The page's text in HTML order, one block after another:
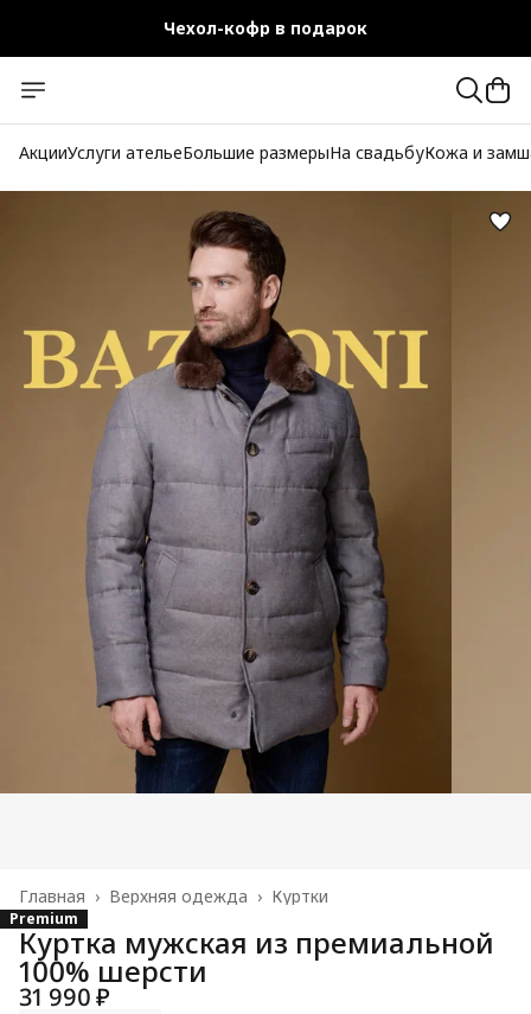
Чехол-кофр в подарок
Бесплатная доставка при заказе от 10 000 руб.
АкцииУслуги ательеБольшие размерыНа свадьбуКожа и
Куртки
Верхняя одежда ›
Главная ›
Premium
Куртка мужская из премиальной
100% шерсти
31 990 ₽